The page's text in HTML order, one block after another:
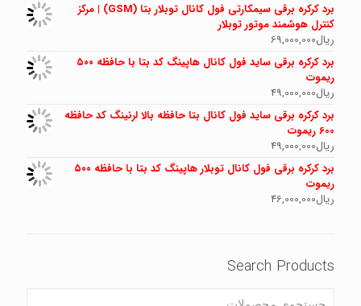
برد کرکره برقی سیمکارتی فول کانال توبلار بتا (GSM) | مرکز
کنترل هوشمند موتور توبلار
ریال69,000,000
برد کرکره برقی ساید فول کانال هاپینگ کد بتا با حافظه ۵۰۰
ریموت
ریال49,000,000
برد کرکره برقی ساید فول کانال بتا حافظه بالا لرنینگ کد حافظه
600 ریموت
ریال49,000,000
برد کرکره برقی فول کانال توبلار هاپینگ کد بتا با حافظه ۵۰۰
ریموت
ریال46,000,000
Search Products